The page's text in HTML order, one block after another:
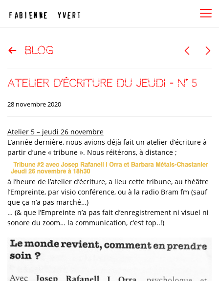
blog
atelier d’écriture du jeudi – n° 5
28 novembre 2020
Atelier 5 – jeudi 26 novembre
L’année dernière, nous avions déjà fait un atelier d’écriture à
partir d’une « tribune ». Nous réitérons, à distance ;
à l’heure de l’atelier d’écriture, a lieu cette tribune, au théâtre
l’Empreinte, par visio conférence, ou à la radio Bram fm (sauf
que ça n’a pas marché…)
… (& que l’Empreinte n’a pas fait d’enregistrement ni visuel ni
sonore du zoom… la communication, c’est top..!)